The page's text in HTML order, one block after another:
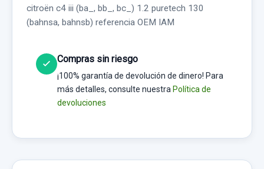
citroën c4 iii (ba_, bb_, bc_) 1.2 puretech 130
(bahnsa, bahnsb) referencia OEM IAM
Compras sin riesgo
¡100% garantía de devolución de dinero! Para
más detalles, consulte nuestra Política de
devoluciones